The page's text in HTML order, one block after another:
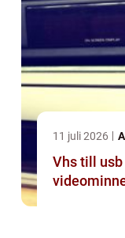
11 juli 2026
Vhs till usb så räddas gamla